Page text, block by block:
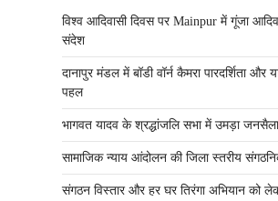
विश्व आदिवासी दिवस पर Mainpur में गूंजा
संदेश
दानापुर मंडल में बॉडी वॉर्न कैमरा पारदर्शिता
पहल
भागवत यादव के श्रद्धांजलि सभा में उमड़ा
​सामाजिक न्याय आंदोलन की जिला स्तरीय
संगठन विस्तार और हर घर तिरंगा अभियान को